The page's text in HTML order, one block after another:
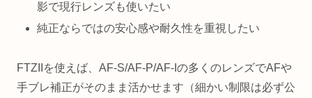
影で現行レンズも使いたい
純正ならではの安心感や耐久性を重視したい
FTZIIを使えば、AF-S/AF-P/AF-Iの多くのレンズでAFや
手ブレ補正がそのまま活かせます（細かい制限は必ず公